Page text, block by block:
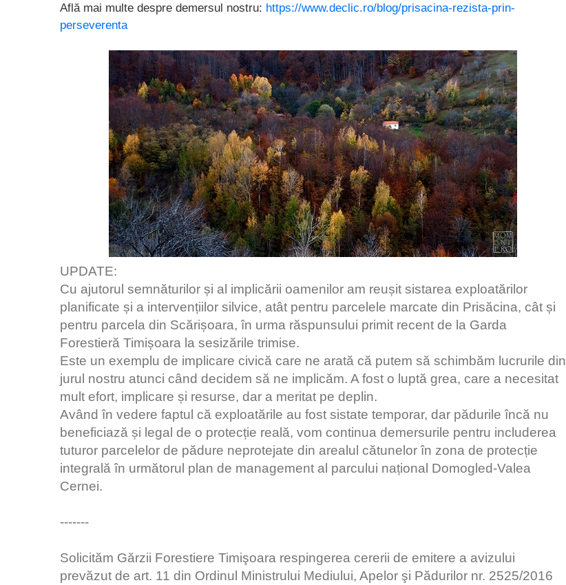
Află mai multe despre demersul nostru: https://www.declic.ro/blog/prisacina-rezista-prin-
perseverenta
UPDATE:
Cu ajutorul semnăturilor și al implicării oamenilor am reușit sistarea exploatărilor
planificate și a intervențiilor silvice, atât pentru parcelele marcate din Prisăcina, cât și
pentru parcela din Scărișoara, în urma răspunsului primit recent de la Garda
Forestieră Timișoara la sesizările trimise.
Este un exemplu de implicare civică care ne arată că putem să schimbăm lucrurile din
jurul nostru atunci când decidem să ne implicăm. A fost o luptă grea, care a necesitat
mult efort, implicare și resurse, dar a meritat pe deplin.
Având în vedere faptul că exploatările au fost sistate temporar, dar pădurile încă nu
beneficiază și legal de o protecție reală, vom continua demersurile pentru includerea
tuturor parcelelor de pădure neprotejate din arealul cătunelor în zona de protecție
integrală în următorul plan de management al parcului național Domogled-Valea
Cernei.
-------
Solicităm Gărzii Forestiere Timişoara respingerea cererii de emitere a avizului
prevăzut de art. 11 din Ordinul Ministrului Mediului, Apelor şi Pădurilor nr. 2525/2016